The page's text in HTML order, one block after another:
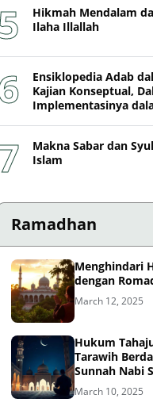
Hikmah Mendalam
Ilaha Illallah
Ensiklopedia Adab
Kajian Konseptual,
Implementasinya
Makna Sabar dan
Islam
Ramadhan
Menghindari
dengan
March 12, 2025
Hukum
Tarawih
Sunnah Nabi
March 10, 2025